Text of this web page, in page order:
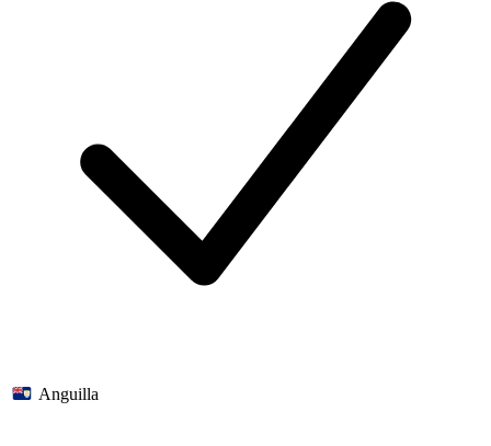
Anguilla